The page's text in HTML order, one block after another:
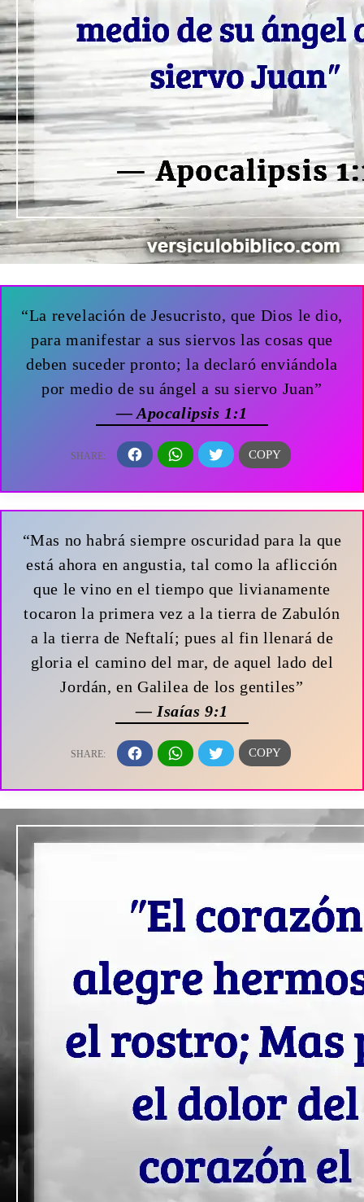
“La revelación de Jesucristo, que Dios le dio,
para manifestar a sus siervos las cosas que
deben suceder pronto; la declaró enviándola
por medio de su ángel a su siervo Juan”
— Apocalipsis 1:1
“Mas no habrá siempre oscuridad para la que
está ahora en angustia, tal como la aflicción
que le vino en el tiempo que livianamente
tocaron la primera vez a la tierra de Zabulón
a la tierra de Neftalí; pues al fin llenará de
gloria el camino del mar, de aquel lado del
Jordán, en Galilea de los gentiles”
— Isaías 9:1